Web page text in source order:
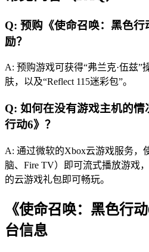
Q: 预购《使命召唤：黑色
励？
A: 预购游戏可获得“弗兰克·伍兹”
肤，以及“Reflect 115迷彩包”。
Q: 如何在没有游戏主机的
行动6》？
A: 通过微软的Xbox云游戏服务，
脑、Fire TV）即可流式播放游戏
的云游戏礼包即可畅玩。
《使命召唤：黑色行
台信息